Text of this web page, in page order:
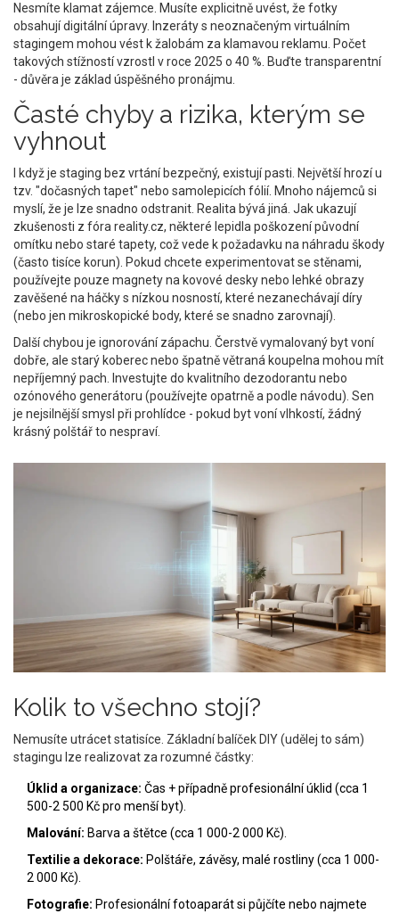
Nesmíte klamat zájemce. Musíte explicitně uvést, že fotky
obsahují digitální úpravy. Inzeráty s neoznačeným virtuálním
stagingem mohou vést k žalobám za klamavou reklamu. Počet
takových stížností vzrostl v roce 2025 o 40 %. Buďte transparentní
- důvěra je základ úspěšného pronájmu.
Časté chyby a rizika, kterým se
vyhnout
I když je staging bez vrtání bezpečný, existují pasti. Největší hrozí u
tzv. "dočasných tapet" nebo samolepicích fólií. Mnoho nájemců si
myslí, že je lze snadno odstranit. Realita bývá jiná. Jak ukazují
zkušenosti z fóra reality.cz, některé lepidla poškození původní
omítku nebo staré tapety, což vede k požadavku na náhradu škody
(často tisíce korun). Pokud chcete experimentovat se stěnami,
používejte pouze magnety na kovové desky nebo lehké obrazy
zavěšené na háčky s nízkou nosností, které nezanechávají díry
(nebo jen mikroskopické body, které se snadno zarovnají).
Další chybou je ignorování zápachu. Čerstvě vymalovaný byt voní
dobře, ale starý koberec nebo špatně větraná koupelna mohou mít
nepříjemný pach. Investujte do kvalitního dezodorantu nebo
ozónového generátoru (používejte opatrně a podle návodu). Sen
je nejsilnější smysl při prohlídce - pokud byt voní vlhkostí, žádný
krásný polštář to nespraví.
Kolik to všechno stojí?
Nemusíte utrácet statisíce. Základní balíček DIY (udělej to sám)
stagingu lze realizovat za rozumné částky:
Úklid a organizace: Čas + případně profesionální úklid (cca 1
500-2 500 Kč pro menší byt).
Malování: Barva a štětcе (cca 1 000-2 000 Kč).
Textilie a dekorace: Polštáře, závěsy, malé rostliny (cca 1 000-
2 000 Kč).
Fotografie: Profesionální fotoaparát si půjčíte nebo najmete